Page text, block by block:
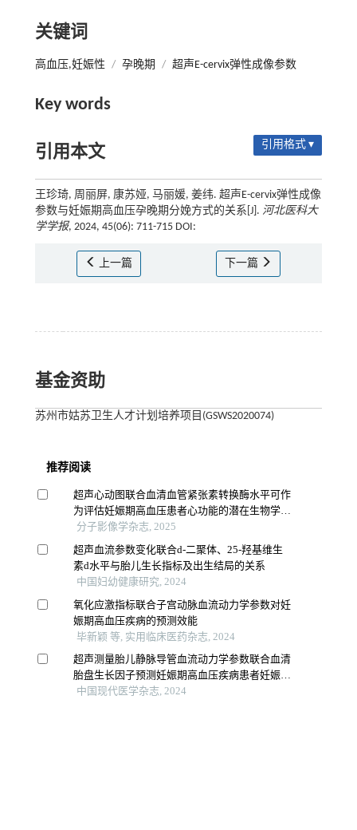
关键词
高血压,妊娠性 / 孕晚期 / 超声E-cervix弹性成像参数
Key words
引用本文 引用格式 ▾
王珍琦, 周丽屏, 康苏娅, 马丽媛, 姜纬. 超声E-cervix弹性成像
参数与妊娠期高血压孕晚期分娩方式的关系[J]. 河北医科大
学学报, 2024, 45(06): 711-715 DOI:
上一篇 下一篇
基金资助
苏州市姑苏卫生人才计划培养项目(GSWS2020074)